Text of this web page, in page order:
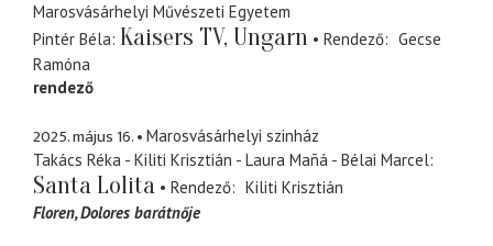
Marosvásárhelyi Művészeti Egyetem
Pintér Béla Kaisers TV, Ungarn Rendező
Gecse
Ramóna
rendező
2025. május 16.
Marosvásárhelyi szinház
Takács Réka - Kiliti Krisztián - Laura Mañá - Bélai Marcel
Santa Lolita Rendező
Kiliti Krisztián
Floren Dolores barátnője